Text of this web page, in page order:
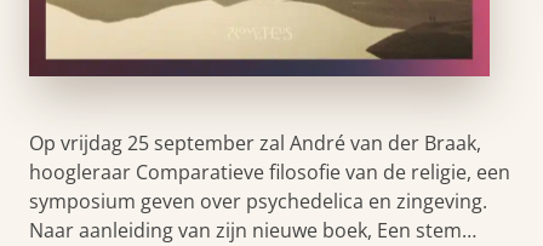
Op vrijdag 25 september zal André van der Braak,
hoogleraar Comparatieve filosofie van de religie, een
symposium geven over psychedelica en zingeving.
Naar aanleiding van zijn nieuwe boek, Een stem…